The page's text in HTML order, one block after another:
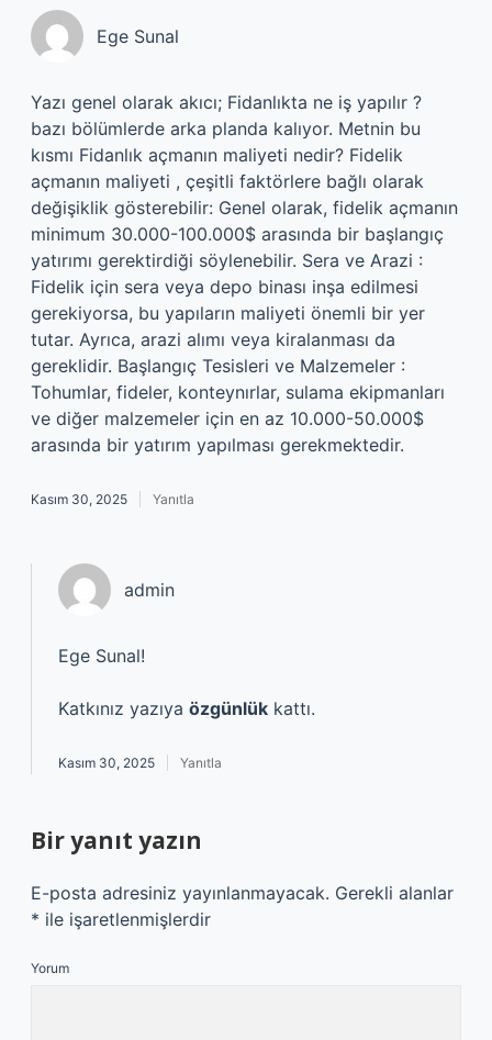
Ege Sunal
Yazı genel olarak akıcı; Fidanlıkta ne iş yapılır ?
bazı bölümlerde arka planda kalıyor. Metnin bu
kısmı Fidanlık açmanın maliyeti nedir? Fidelik
açmanın maliyeti , çeşitli faktörlere bağlı olarak
değişiklik gösterebilir: Genel olarak, fidelik açmanın
minimum 30.000-100.000$ arasında bir başlangıç
yatırımı gerektirdiği söylenebilir. Sera ve Arazi :
Fidelik için sera veya depo binası inşa edilmesi
gerekiyorsa, bu yapıların maliyeti önemli bir yer
tutar. Ayrıca, arazi alımı veya kiralanması da
gereklidir. Başlangıç Tesisleri ve Malzemeler :
Tohumlar, fideler, konteynırlar, sulama ekipmanları
ve diğer malzemeler için en az 10.000-50.000$
arasında bir yatırım yapılması gerekmektedir.
Kasım 30, 2025 Yanıtla
admin
Ege Sunal!
Katkınız yazıya özgünlük kattı.
Kasım 30, 2025 Yanıtla
Bir yanıt yazın
E-posta adresiniz yayınlanmayacak. Gerekli alanlar
* ile işaretlenmişlerdir
Yorum